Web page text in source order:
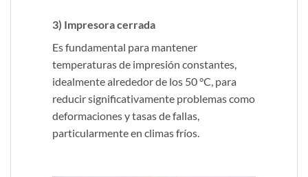
3) Impresora cerrada
Es fundamental para mantener
temperaturas de impresión constantes,
idealmente alrededor de los 50 °C, para
reducir significativamente problemas como
deformaciones y tasas de fallas,
particularmente en climas fríos.